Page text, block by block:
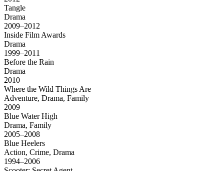
Tangle
Drama
2009–2012
Inside Film Awards
Drama
1999–2011
Before the Rain
Drama
2010
Where the Wild Things Are
Adventure, Drama, Family
2009
Blue Water High
Drama, Family
2005–2008
Blue Heelers
Action, Crime, Drama
1994–2006